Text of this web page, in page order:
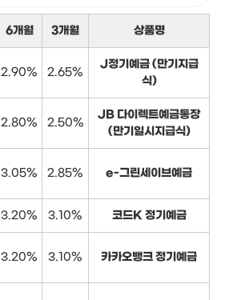
6개월 3개월 상품명
2.90% 2.65%
J정기예금 (만기지급
식)
2.80% 2.50%
JB 다이렉트예금통장
(만기일시지급식)
3.05% 2.85% e-그린세이브예금
3.20% 3.10% 코드K 정기예금
3.20% 3.10% 카카오뱅크 정기예금